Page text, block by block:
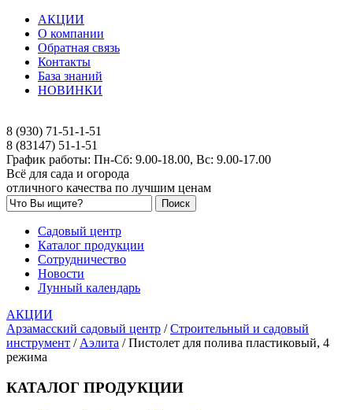
АКЦИИ
О компании
Обратная связь
Контакты
База знаний
НОВИНКИ
8 (930) 71-51-1-51
8 (83147) 51-1-51
График работы: Пн-Сб: 9.00-18.00, Вс: 9.00-17.00
Всё для сада и огорода
отличного качества по лучшим ценам
Садовый центр
Каталог продукции
Сотрудничество
Новости
Лунный календарь
АКЦИИ
Арзамасский садовый центр /Строительный и садовый
инструмент / Аэлита /Пистолет для полива пластиковый, 4
режима
КАТАЛОГ ПРОДУКЦИИ